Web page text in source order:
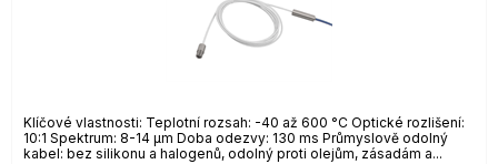
Klíčové vlastnosti: Teplotní rozsah: -40 až 600 °C Optické rozlišení:
10:1 Spektrum: 8-14 µm Doba odezvy: 130 ms Průmyslově odolný
kabel: bez silikonu a halogenů, odolný proti olejům, zásadám a...